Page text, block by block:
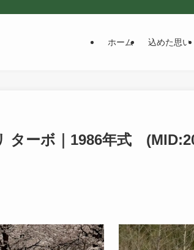
ホーム 込めた思い
ターボ｜1986年式